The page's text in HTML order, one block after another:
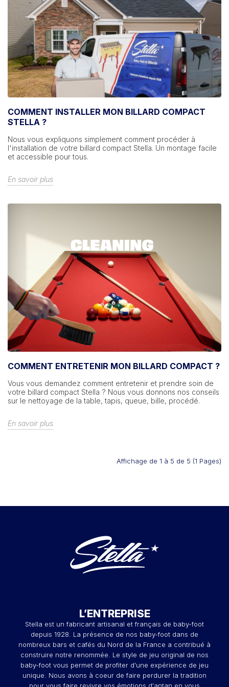
COMMENT INSTALLER MON BILLARD COMPACT
STELLA ?
Nous vous expliquons simplement comment procéder à
l'installation de votre billard compact Stella. Un montage facile
et accessible pour tous.
En savoir plus
COMMENT ENTRETENIR MON BILLARD COMPACT ?
Vous vous demandez comment entretenir et prendre soin de
votre billard compact Stella ? Nous vous donnons nos conseils
sur le nettoyage de la table, tapis, queue, bille, procédé.
En savoir plus
Affichage de 1 à 5 de 5 (1 Pages)
L’ENTREPRISE
Stella est un fabricant artisanal et français de baby-foot
depuis 1928. La présence de nos baby-foot dans de
nombreux bars et cafés du Nord de la France a contribué à
construire notre renommée. Le style de jeu original de nos
baby-foot vous permet de profiter d'une expérience de jeu
unique. Nous avons à coeur de faire perdurer la tradition